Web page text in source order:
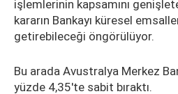
işlemlerinin kapsamını
kararın Bankayı küresel
getirebileceği öngörülüyor.
Bu arada Avustralya Merkez
yüzde 4,35'te sabit bıraktı.